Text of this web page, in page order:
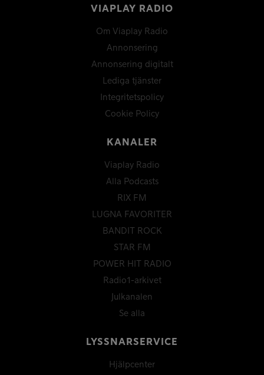
VIAPLAY RADIO
Om Viaplay Radio
Annonsering
Annonsering digitalt
Lediga tjänster
Integritetspolicy
Cookie Policy
KANALER
Viaplay Radio
Alla Podcasts
RIX FM
LUGNA FAVORITER
BANDIT ROCK
STAR FM
POWER HIT RADIO
Radio1-arkivet
Julkanalen
Se alla
LYSSNARSERVICE
Hjälpcenter